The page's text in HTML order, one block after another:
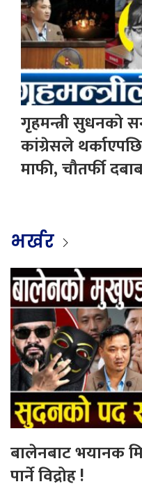
गृहमन्त्री सुधनको
कांग्रेसले
माफी, चौतर्फी
भर्खर
बालेनबाट भयानक
पार्ने विद्रोह !